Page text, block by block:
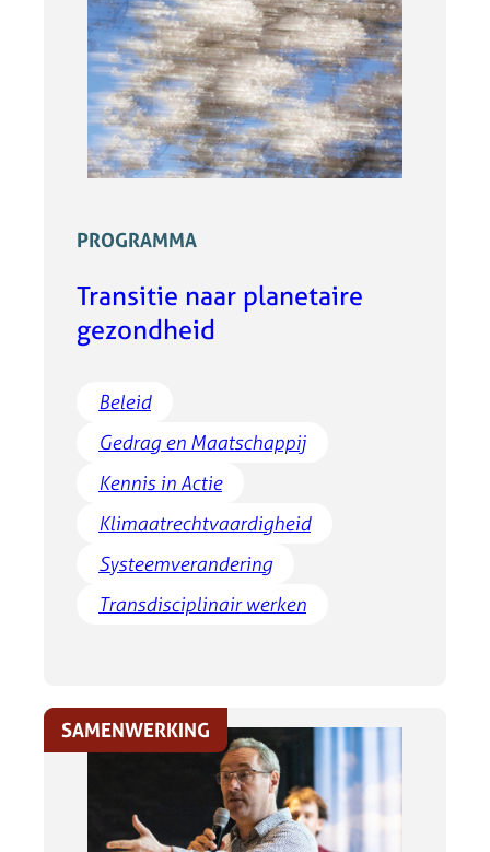
PROGRAMMA
Transitie naar planetaire
gezondheid
Beleid
Gedrag en Maatschappij
Kennis in Actie
Klimaatrechtvaardigheid
Systeemverandering
Transdisciplinair werken
SAMENWERKING